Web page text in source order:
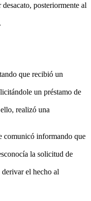
posteriormente al
que recibió un
un préstamo de
realizó una
comunicó informando que
la solicitud de
el hecho al